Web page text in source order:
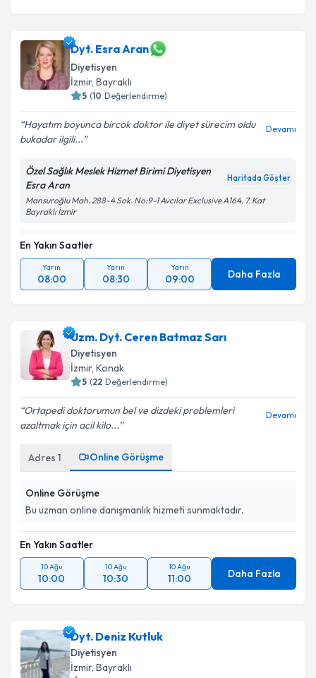
Dyt. Esra Aran
Diyetisyen
İzmir, Bayraklı
5 (10 Değerlendirme)
Hayatım boyunca bircok doktor ile diyet sürecim oldu
bukadar ilgili...
Devamı
Özel Sağlık Meslek Hizmet Birimi Diyetisyen
Esra Aran
Haritada Göster
Mansuroğlu Mah. 288-4 Sok. No:9-1 Avcılar Exclusive A164. 7. Kat
Bayraklı İzmir
En Yakın Saatler
Yarın
08:00
Yarın
08:30
Yarın
09:00 Daha Fazla
Uzm. Dyt. Ceren Batmaz Sarı
Diyetisyen
İzmir, Konak
5 (22 Değerlendirme)
Ortapedi doktorumun bel ve dizdeki problemleri
azaltmak için acil kilo...
Devamı
Adres 1 Online Görüşme
Online Görüşme
Bu uzman online danışmanlık hizmeti sunmaktadır.
En Yakın Saatler
10 Ağu
10:00
10 Ağu
10:30
10 Ağu
11:00 Daha Fazla
Dyt. Deniz Kutluk
Diyetisyen
İzmir, Bayraklı